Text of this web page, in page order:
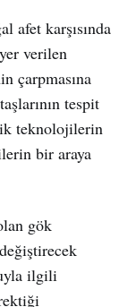
afet karşısında
verilen
çarpmasına
tespit
teknolojilerin
bir araya
gök
ilgili